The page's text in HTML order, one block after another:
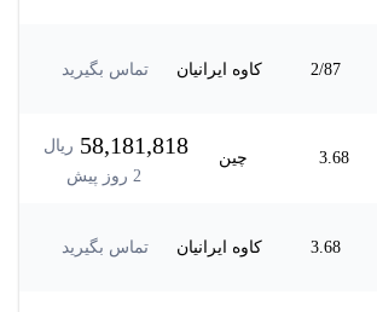
2/87 کاوه ایرانیان تماس بگیرید
3.68 چین 58,181,818 ریال
2 روز پیش
3.68 کاوه ایرانیان تماس بگیرید